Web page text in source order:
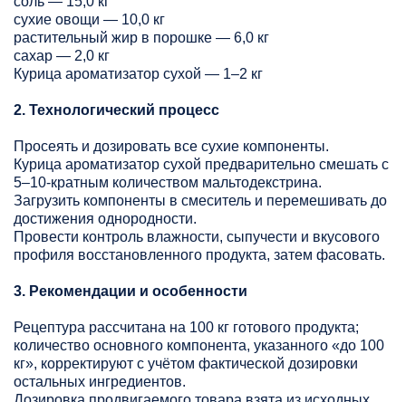
сухие овощи — 10,0 кг
растительный жир в порошке — 6,0 кг
сахар — 2,0 кг
Курица ароматизатор сухой — 1–2 кг
2. Технологический процесс
Просеять и дозировать все сухие компоненты.
Курица ароматизатор сухой предварительно смешать с
5–10-кратным количеством мальтодекстрина.
Загрузить компоненты в смеситель и перемешивать до
достижения однородности.
Провести контроль влажности, сыпучести и вкусового
профиля восстановленного продукта, затем фасовать.
3. Рекомендации и особенности
Рецептура рассчитана на 100 кг готового продукта;
количество основного компонента, указанного «до 100
кг», корректируют с учётом фактической дозировки
остальных ингредиентов.